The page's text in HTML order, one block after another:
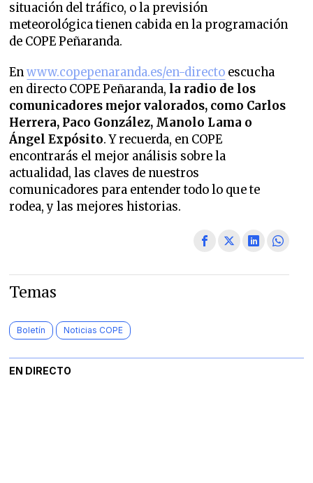
situación del tráfico, o la previsión
meteorológica tienen cabida en la programación
de COPE Peñaranda.
Enwww.copepenaranda.es/en-directo escucha
en directo COPE Peñaranda, la radio de los
comunicadores mejor valorados, como Carlos
Herrera, Paco González, Manolo Lama o
Ángel Expósito. Y recuerda, en COPE
encontrarás el mejor análisis sobre la
actualidad, las claves de nuestros
comunicadores para entender todo lo que te
rodea, y las mejores historias.
Temas
Boletín Noticias COPE
EN DIRECTO